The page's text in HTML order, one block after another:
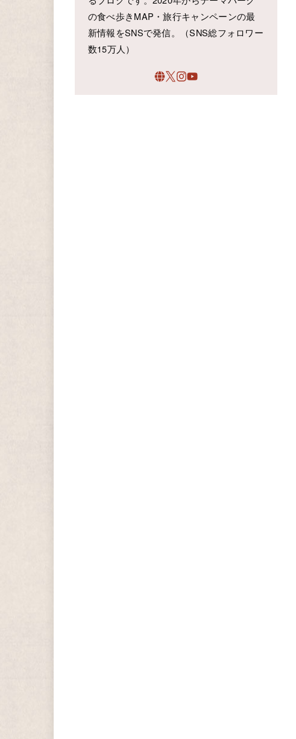
の食べ歩きMAP・旅行キャンペーンの最
新情報をSNSで発信。（SNS総フォロワー
数15万人）